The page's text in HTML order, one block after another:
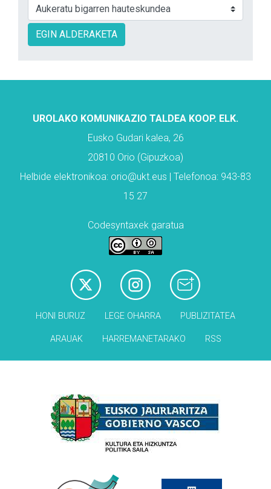
EGIN ALDERAKETA
UROLAKO KOMUNIKAZIO TALDEA KOOP. ELK.
Eusko Gudari kalea, 26
20810 Orio (Gipuzkoa)
Helbide elektronikoa: orio@ukt.eus | Telefonoa: 943-83
15 27
Codesyntaxek garatua
HONI BURUZ LEGE OHARRA PUBLIZITATEA
ARAUAK HARREMANETARAKO RSS